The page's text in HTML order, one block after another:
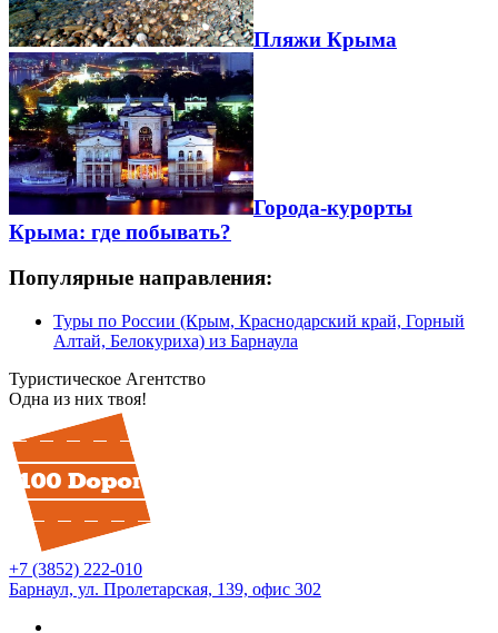
Пляжи Крыма
Города-курорты
Крыма: где побывать?
Популярные направления:
Туры по России (Крым, Краснодарский край, Горный
Алтай, Белокуриха) из Барнаула
Туристическое Агентство
Одна из них твоя!
+7 (3852) 222-010
Барнаул, ул. Пролетарская, 139, офис 302